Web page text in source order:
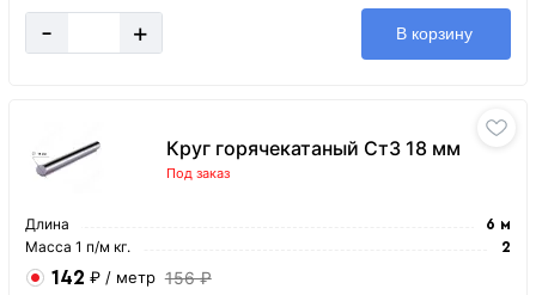
- + В корзину
Круг горячекатаный Ст3 18 мм
Под заказ
Длина 6 м
Масса 1 п/м кг. 2
142 ₽ / метр 156 ₽